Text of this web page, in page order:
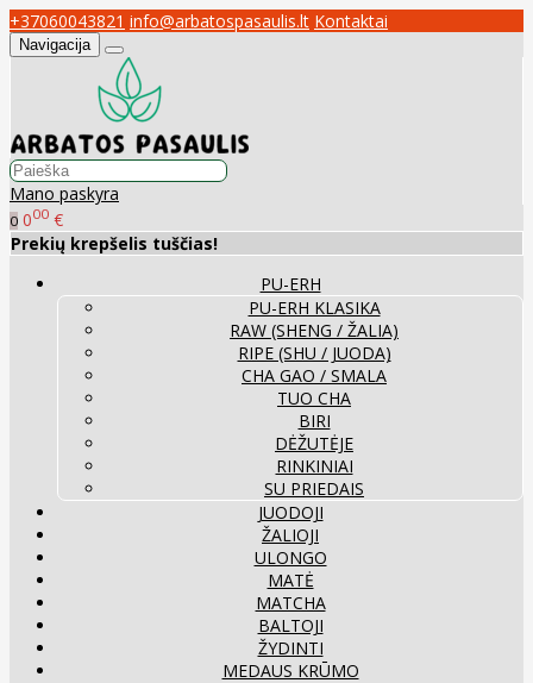
+37060043821 info@arbatospasaulis.lt Kontaktai
Navigacija
Mano paskyra
0 000 €
Prekių krepšelis tuščias!
PU-ERH
PU-ERH KLASIKA
RAW (SHENG / ŽALIA)
RIPE (SHU / JUODA)
CHA GAO / SMALA
TUO CHA
BIRI
DĖŽUTĖJE
RINKINIAI
SU PRIEDAIS
JUODOJI
ŽALIOJI
ULONGO
MATĖ
MATCHA
BALTOJI
ŽYDINTI
MEDAUS KRŪMO